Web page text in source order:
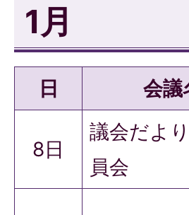
1月
日 会議
8日
議会だよ
員会